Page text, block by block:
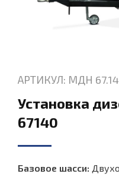
АРТИКУЛ: МДН
Установка
67140
Базовое шасси: